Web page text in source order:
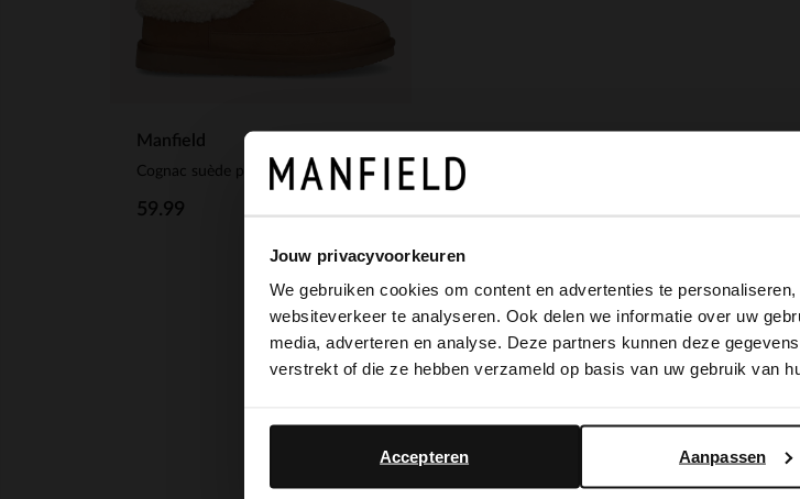
Jouw privacyvoorkeuren
We gebruiken cookies om content en advertenties te
websiteverkeer te analyseren. Ook delen we informatie over uw
media, adverteren en analyse. Deze partners kunnen deze
verstrekt of die ze hebben verzameld op basis van uw gebruik van
Aanpassen
Accepteren
Manfield
Cognac suède pantoffels met imitatie wol
59.99
It looks like your language isn't Dutch.